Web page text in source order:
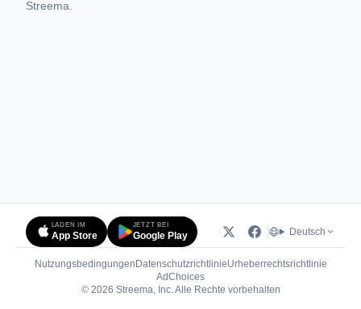
Streema.
LADEN IM
App Store
JETZT BEI
Google Play Deutsch
Nutzungsbedingungen DatenschutzrichtlinieUrheberrechtsrichtlinie
AdChoices(öffnet in neuem Tab)
© 2026 Streema, Inc. Alle Rechte vorbehalten